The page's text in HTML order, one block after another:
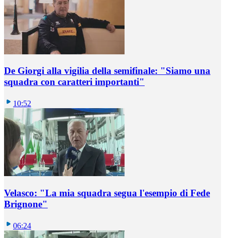
De Giorgi alla vigilia della semifinale: "Siamo una
squadra con caratteri importanti"
10:52
Velasco: "La mia squadra segua l'esempio di Fede
Brignone"
06:24